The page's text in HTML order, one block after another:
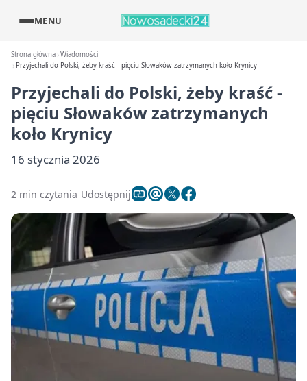
MENU
Strona główna Wiadomości
Przyjechali do Polski, żeby kraść - pięciu Słowaków zatrzymanych koło Krynicy
Przyjechali do Polski, żeby kraść -
pięciu Słowaków zatrzymanych
koło Krynicy
16 stycznia 2026
2 min czytania Udostępnij